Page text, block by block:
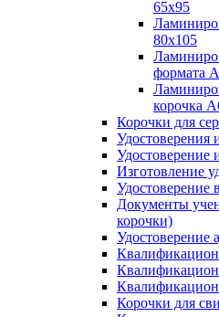
65х95
80х105
формата
корочка
Корочки для
Удостоверения
Удостоверение
Изготовление
Удостоверение
Документы
корочки)
Удостоверение
Корочки для